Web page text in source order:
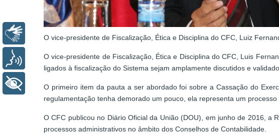
O vice-presidente de Fiscalização, Ética e Disciplina do CFC, Luiz
O vice-presidente de Fiscalização, Ética e Disciplina do CFC, Luis
ligados à fiscalização do Sistema sejam amplamente discutidos e
O primeiro item da pauta a ser abordado foi sobre a Cassação do
regulamentação tenha demorado um pouco, ela representa um
O CFC publicou no Diário Oficial da União (DOU), em junho de 2016, a
processos administrativos no âmbito dos Conselhos de Contabilidade.
Libras
Voz
+ Acessibilidade